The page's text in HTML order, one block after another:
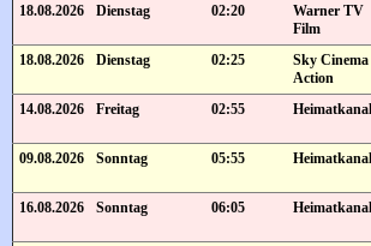
18.08.2026 Dienstag 02:20
Warner TV
Film
18.08.2026
Dienstag 02:25
Sky Cinema
Action
14.08.2026
Freitag 02:55 Heimatkanal
09.08.2026 Sonntag 05:55 Heimatkanal
16.08.2026 Sonntag 06:05 Heimatkanal